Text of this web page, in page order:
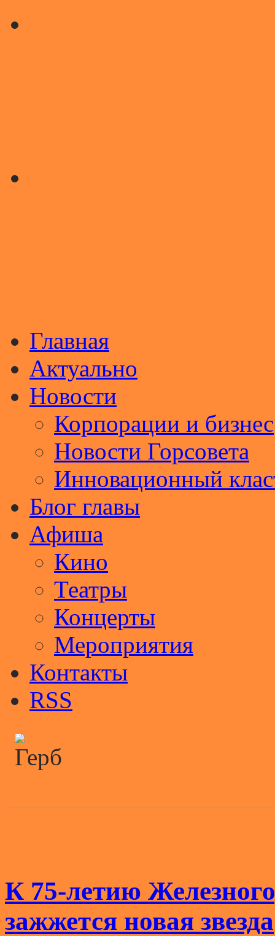
Главная
Актуально
Новости
Корпорации и бизнес
Новости Горсовета
Инновационный
Блог главы
Афиша
Кино
Театры
Концерты
Мероприятия
Контакты
RSS
К 75-летию
зажжется новая звезда